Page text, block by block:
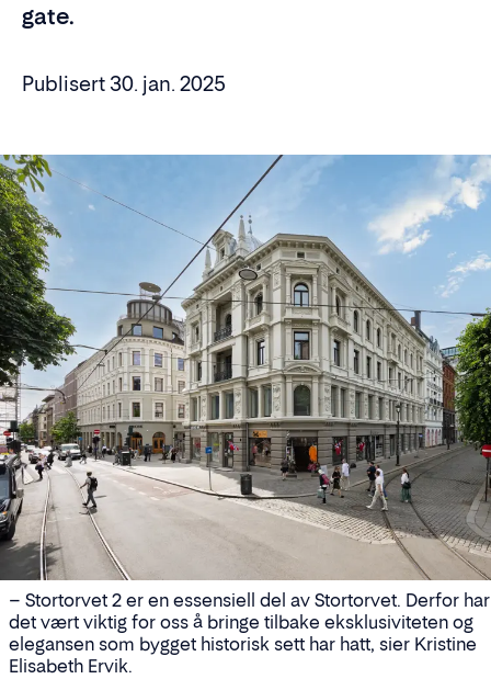
gate.
Publisert 30. jan. 2025
– Stortorvet 2 er en essensiell del av Stortorvet. Derfor har
det vært viktig for oss å bringe tilbake eksklusiviteten og
elegansen som bygget historisk sett har hatt, sier Kristine
Elisabeth Ervik.